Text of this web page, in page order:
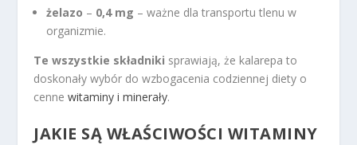
żelazo – 0,4 mg – ważne dla transportu tlenu w
organizmie.
Te wszystkie składniki sprawiają, że kalarepa to
doskonały wybór do wzbogacenia codziennej diety o
cennewitaminy i minerały.
JAKIE SĄ WŁAŚCIWOŚCI WITAMINY